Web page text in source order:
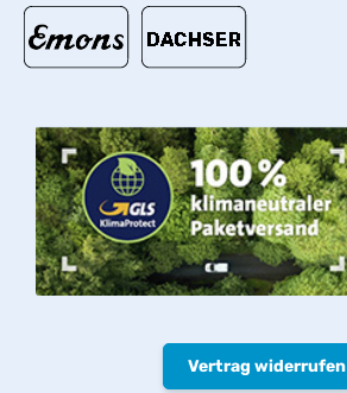
Vertrag widerrufen